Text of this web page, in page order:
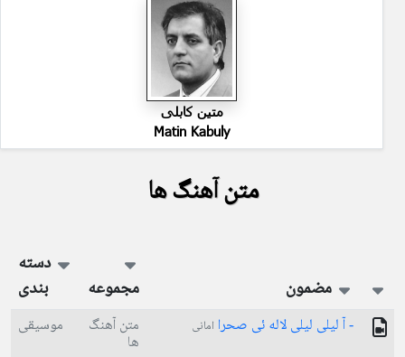
متین کابلی
Matin Kabuly
متن آهنگ ها
مضمون مجموعه
دسته
بندی
- آ لیلی لیلی لاله ئی صحرا امانی متن آهنگ
ها
موسیقی